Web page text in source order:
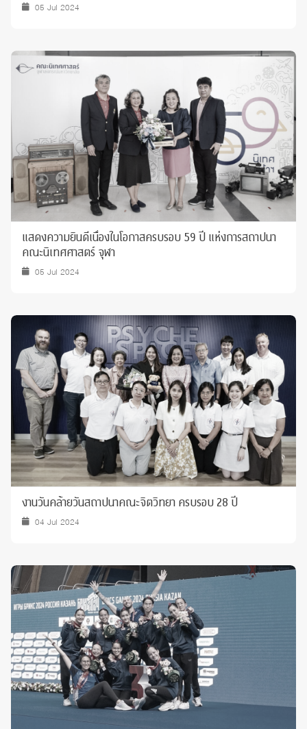
05 Jul 2024
แสดงความยินดีเนื่องในโอกาสครบรอบ 59 ปี แห่งการสถาปนา
คณะนิเทศศาสตร์ จุฬา
05 Jul 2024
งานวันคล้ายวันสถาปนาคณะจิตวิทยา ครบรอบ 28 ปี
04 Jul 2024